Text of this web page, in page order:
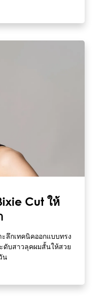
Cut ให้
ลึกเทคนิคออกแบบทรง
ดับสาวลุคผมสั้นให้สวย
น